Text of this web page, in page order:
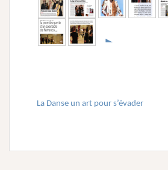
►
La Danse un art pour s’évader